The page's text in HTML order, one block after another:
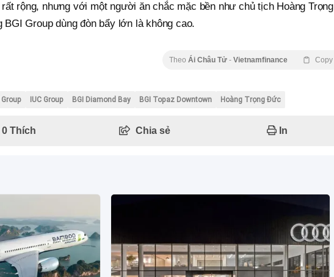
rộng, nhưng với một người ăn chắc mặc bền như chủ tịch Hoàng Trọng
Group dùng đòn bẩy lớn là không cao.
Theo Ái Châu Tử - Vietnamfinance
Group IUC Group BGI Diamond Bay BGI Topaz Downtown Hoàng Trọng Đức
0Thích Chia sẻ In